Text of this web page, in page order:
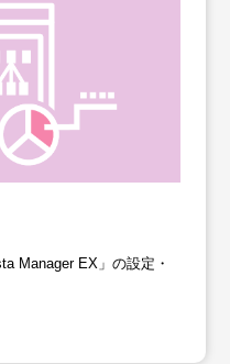
Manager EX」の設定・